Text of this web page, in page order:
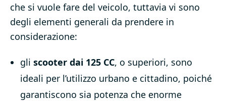
che si vuole fare del veicolo, tuttavia vi sono
degli elementi generali da prendere in
considerazione:
gli scooter dai 125 CC, o superiori, sono
ideali per l’utilizzo urbano e cittadino, poiché
garantiscono sia potenza che enorme